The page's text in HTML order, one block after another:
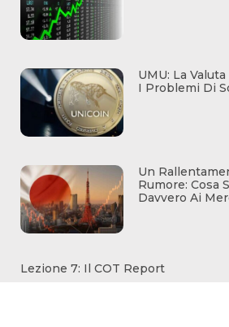
UMU: La
I Problemi Di
Un
Rumore: Cosa
Davvero Ai
Lezione 7: Il COT Report